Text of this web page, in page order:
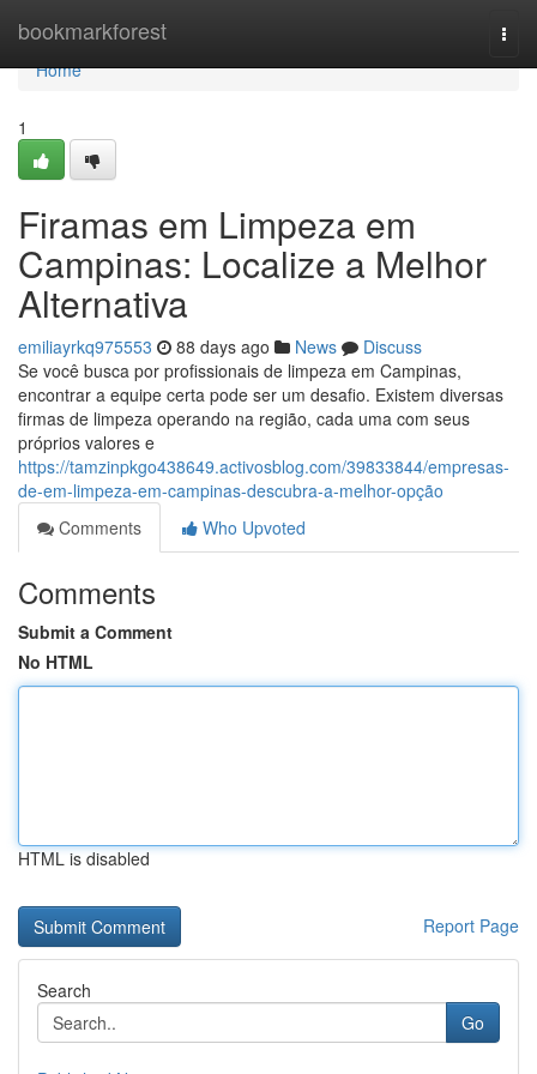
bookmarkforest
Home
Home
1
Firamas em Limpeza em
Campinas: Localize a Melhor
Alternativa
emiliayrkq975553 88 days ago News
Discuss
Se você busca por profissionais de limpeza em Campinas,
encontrar a equipe certa pode ser um desafio. Existem diversas
firmas de limpeza operando na região, cada uma com seus
próprios valores e
https://tamzinpkgo438649.activosblog.com/39833844/empresas-
de-em-limpeza-em-campinas-descubra-a-melhor-opção
Comments
Who Upvoted
Comments
Submit a Comment
No HTML
HTML is disabled
Report Page
Search
Go